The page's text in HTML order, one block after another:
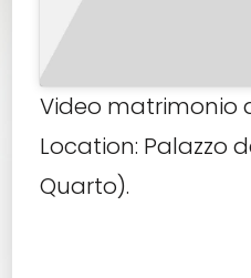
Video matrimonio
Location: Palazzo
Quarto).